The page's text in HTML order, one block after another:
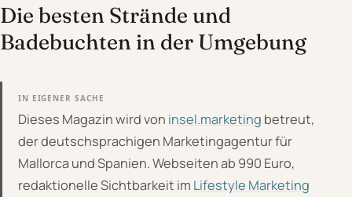
Die besten Strände und
Badebuchten in der Umgebung
IN EIGENER SACHE
Dieses Magazin wird von insel.marketing betreut,
der deutschsprachigen Marketingagentur für
Mallorca und Spanien. Webseiten ab 990 Euro,
redaktionelle Sichtbarkeit im Lifestyle Marketing